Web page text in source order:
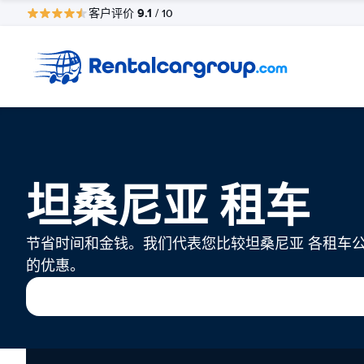
客户评价 9.1 / 10
坦桑尼亚 租车
节省时间和金钱。我们代表您比较坦桑尼亚 各租车
的优惠。